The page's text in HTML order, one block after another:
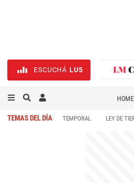
ESCUCHÁ LU5
HOME
TEMAS DEL DÍA TEMPORAL LEY DE